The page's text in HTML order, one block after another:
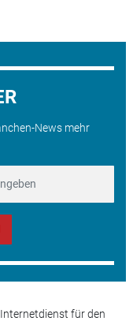
News mehr
Internetdienst für den